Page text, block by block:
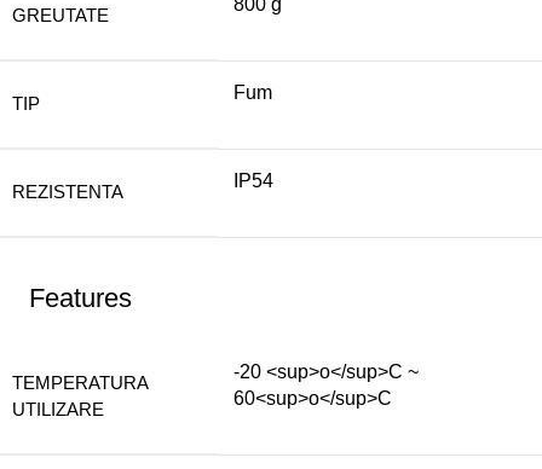
GREUTATE
TIP
Fum
REZISTENTA
IP54
Features
TEMPERATURA
UTILIZARE
-20 <sup>o</sup>C ~
60<sup>o</sup>C